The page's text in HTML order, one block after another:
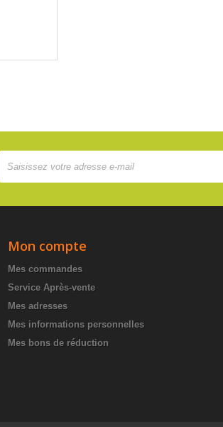
Mon compte
Mes commandes
Service Après-vente
Mes adresses
Mes informations personnelles
Mes bons de réduction